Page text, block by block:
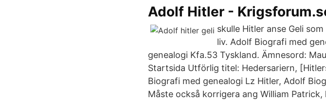
Adolf Hitler -
skulle Hitler anse Geli
liv. Adolf Biografi med
genealogi Kfa.53 Tyskland. Ämnesord:
Startsida Utförlig titel: Hedersariern,
Biografi med genealogi Lz Hitler, Adolf
Måste också korrigera ang William